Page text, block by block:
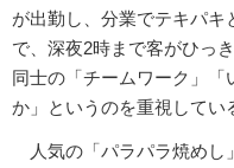
が出勤し、分業でテキパ
で、深夜2時まで客がひっ
同士の「チームワーク」「
か」というのを重視してい
人気の「パラパラ焼めし